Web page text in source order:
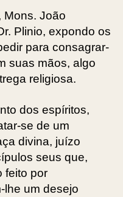
Mons. João
Plinio, expondo os
para consagrar-
suas mãos, algo
religiosa.
dos espíritos,
se de um
divina, juízo
seus que,
feito por
lhe um desejo